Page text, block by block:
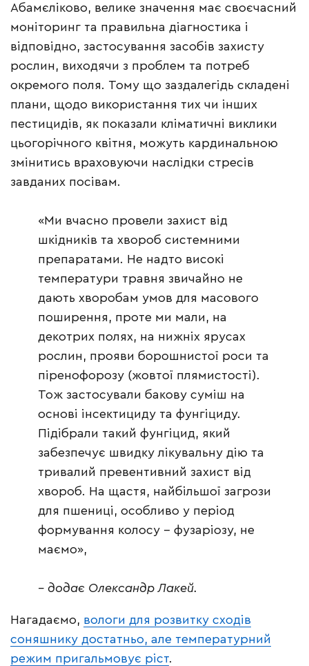
Абамєліково, велике значення має своєчасний
моніторинг та правильна діагностика і
відповідно, застосування засобів захисту
рослин, виходячи з проблем та потреб
окремого поля. Тому що заздалегідь складені
плани, щодо використання тих чи інших
пестицидів, як показали кліматичні виклики
цьогорічного квітня, можуть кардинальною
змінитись враховуючи наслідки стресів
завданих посівам.
«Ми вчасно провели захист від
шкідників та хвороб системними
препаратами. Не надто високі
температури травня звичайно не
дають хворобам умов для масового
поширення, проте ми мали, на
декотрих полях, на нижніх ярусах
рослин, прояви борошнистої роси та
піренофорозу (жовтої плямистості).
Тож застосували бакову суміш на
основі інсектициду та фунгіциду.
Підібрали такий фунгіцид, який
забезпечує швидку лікувальну дію та
тривалий превентивний захист від
хвороб. На щастя, найбільшої загрози
для пшениці, особливо у період
формування колосу – фузаріозу, не
маємо»,
– додає Олександр Лакей.
Нагадаємо, вологи для розвитку сходів
соняшнику достатньо, але температурний
режим пригальмовує ріст.